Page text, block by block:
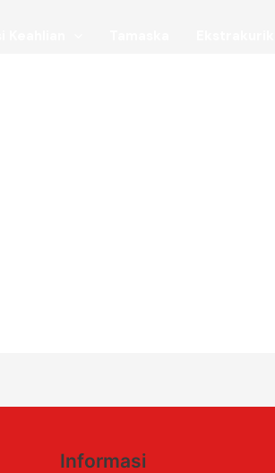
Informasi